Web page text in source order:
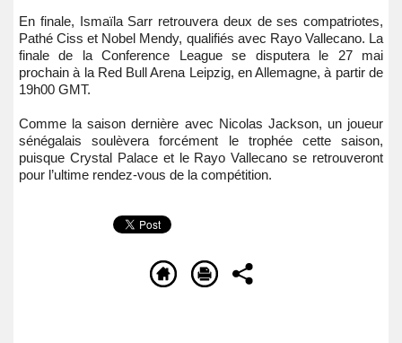
En finale, Ismaïla Sarr retrouvera deux de ses compatriotes,
Pathé Ciss et Nobel Mendy, qualifiés avec Rayo Vallecano. La
finale de la Conference League se disputera le 27 mai
prochain à la Red Bull Arena Leipzig, en Allemagne, à partir de
19h00 GMT.
Comme la saison dernière avec Nicolas Jackson, un joueur
sénégalais soulèvera forcément le trophée cette saison,
puisque Crystal Palace et le Rayo Vallecano se retrouveront
pour l’ultime rendez-vous de la compétition.